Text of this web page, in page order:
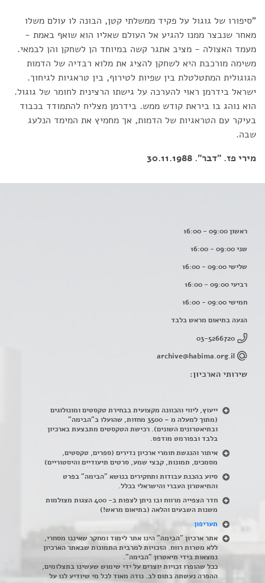
"סיפורו של גוגול על פקיד ממשלתי קטן, הבונה לו עולם משלו
מאחר שנבצר ממנו להגיע אל העולם שאליו הוא שואף באמת -
מעמד האצולה - מציב אתגר קשה במיוחד הן לשחקן והן לבמאי.
משימה מורכבת היא לשחקן להציג את מלוא רבדיה של הדמות
הגוגולית המתטלטלת בין שפיות לטירוף, בין טראגיות לגיחוך.
ישראל בידרמן ראוי להערכה על גישתו הרצינית לחומר של גוגול.
הוא נוהג בו ביראת קודש ממש. בידרמן מצליח להתמודד בכבוד
בעיקר עם הטראגיות של הדמות, אך מחמיץ את המימד הנלעג
שבה.
מירי פז. "דבר". 30.11.1988
ראשון 09:00 - 16:00
שני 09:00 - 16:00
שלישי 09:00 - 16:00
רביעי 09:00 - 16:00
חמישי 09:00 - 16:00
הגעה בתיאום מראש בלבד
03-5266720
archive@habima.org.il
שירותי הארכיון:
ייעוץ, ליווי והכוונה מקצועית בבחירת טקסטים ומונולוגים
(מתוך למעלה מ – 3500 מחזות, שהועלו ב"הבימה"
ובתיאטרונים השונים). רכישת הטקסטים מתבצעת בארכיון
בלבד ובפורמט מודפס.
איתור והנגשת חומרי ארכיון נדירים (ספרים, טקסטים,
מסמכים, תמונות, קבצי שמע, סרטים תיעודיים והיסטוריים)
סיוע בהכנת עבודות ותחקירים בנושא "הבימה" בפרט
והתיאטרון העברי והישראלי בכלל.
חדר הצפייה מרווח ובו ניתן לצפות ב- 400 הצגות מצולמות
משנות השבעים והלאה (בתיאום מראש!)
תעריפון
אתר ארכיון "הבימה" הינו אתר לימוד ומחקר שאיננו מסחרי,
ללא מטרות רווח. הזכויות למרבית התמונות שבאתר הארכיון
נמצאות בידי תיאטרון "הבימה".
ככל שהופרו זכויות יוצרים על ידי שימוש שעשינו בתצלומים,
ההפרה נעשתה בתום לב. נודה מאוד לכל מי שיודיע לנו על